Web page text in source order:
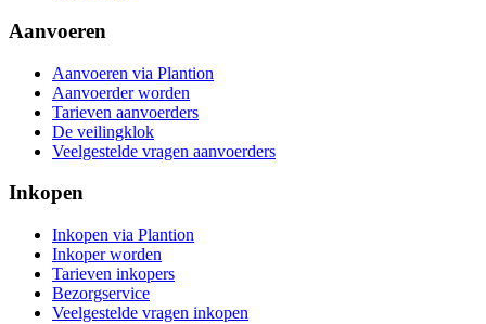
Aanvoeren
Aanvoeren via Plantion
Aanvoerder worden
Tarieven aanvoerders
De veilingklok
Veelgestelde vragen aanvoerders
Inkopen
Inkopen via Plantion
Inkoper worden
Tarieven inkopers
Bezorgservice
Veelgestelde vragen inkopen